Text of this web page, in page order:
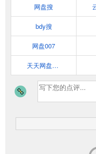
网盘搜
bdy搜
网盘007
天天网盘搜索